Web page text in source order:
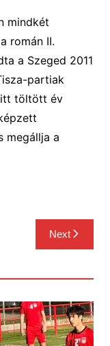
mindkét
román II.
a Szeged 2011
partiak
töltött év
megállja a
Next